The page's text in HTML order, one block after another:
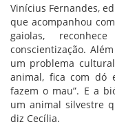
Vinícius Fernandes,
que acompanhou
gaiolas,
conscientização.
um problema
animal, fica com dó
fazem o mau”. E a
um animal silvestre
diz Cecília.